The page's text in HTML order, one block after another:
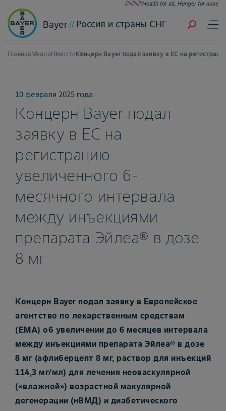
Health for all, Hunger for none
Bayer Россия и страны СНГ
ГлавнаяМедиаНовостиКонцерн Bayer подал заявку в ЕС на
10 февраля 2025 года
Концерн Bayer подал
заявку в ЕС на
регистрацию
увеличенного 6-
месячного интервала
между инъекциями
препарата Эйлеа® в дозе
8 мг
Концерн Bayer подал заявку в Европейское
агентство по лекарственным средствам
(EMA) об увеличении до 6 месяцев интервала
между инъекциями препарата Эйлеа® в дозе
8 мг (афлиберцепт 8 мг, раствор для инъекций
114,3 мг/мл) для лечения неоваскулярной
(«влажной») возрастной макулярной
дегенерации (нВМД) и диабетического